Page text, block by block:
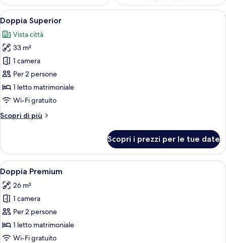
Apri
tutte
le
foto
per
Doppia
Superior
Camera d'albergo con un letto
15
Doppia Superior
Vista città
33 m²
1 camera
Per 2 persone
1 letto matrimoniale
Wi-Fi gratuito
Scopri di più
Altri
Superior
Scopri i prezzi per le tue date
Apri
tutte
le
foto
per
Doppia
Premium
Un letto rifatto con cura, un cuscino
12
Doppia Premium
26 m²
1 camera
Per 2 persone
1 letto matrimoniale
Wi-Fi gratuito